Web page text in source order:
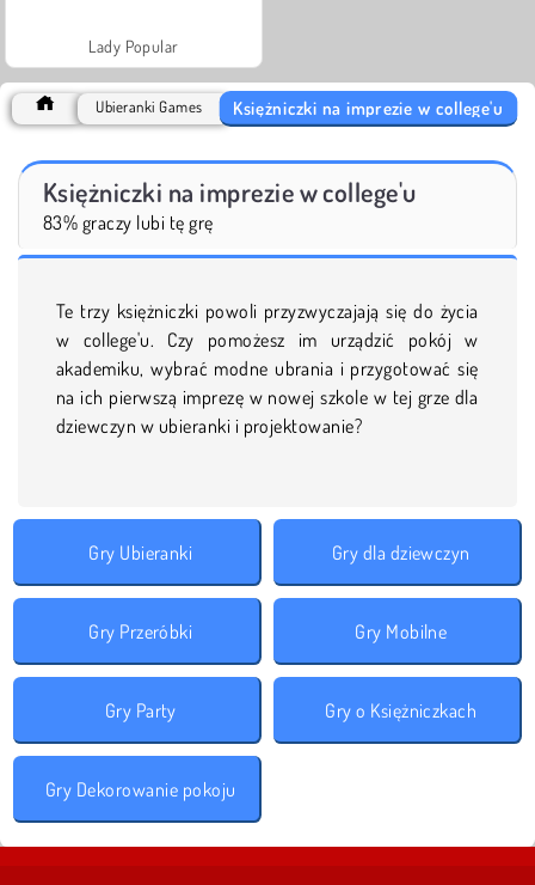
Lady Popular
Ubieranki Games Księżniczki na imprezie w college'u
Księżniczki na imprezie w college'u
83% graczy lubi tę grę
Te trzy księżniczki powoli przyzwyczajają się do życia
w college'u. Czy pomożesz im urządzić pokój w
akademiku, wybrać modne ubrania i przygotować się
na ich pierwszą imprezę w nowej szkole w tej grze dla
dziewczyn w ubieranki i projektowanie?
Gry Ubieranki Gry dla dziewczyn
Gry Przeróbki Gry Mobilne
Gry Party Gry o Księżniczkach
Gry Dekorowanie pokoju